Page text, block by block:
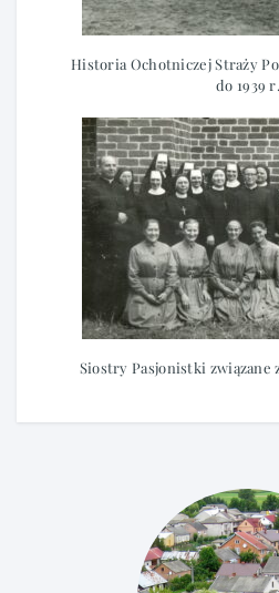
Historia Ochotniczej Straży
do 1939 r.
Siostry Pasjonistki związane